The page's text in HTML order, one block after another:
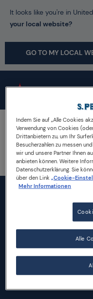
It looks like you're in
your local website?
GO TO MY LOCAL
Startseite
Natürliches Mineralwasser
PET-Flaschen
Caecus commodo eligo
Indem Sie auf „Alle Cookies
Verwendung von Cookies
Drittanbietern zu, um Ihr
Besucherzahlen zu messen
wir und unsere Partner Ihnen
anbieten können. Weitere
Datenschutzerklärung. Sie
über den Link„Cookie-
Mehr Informationen
Alle